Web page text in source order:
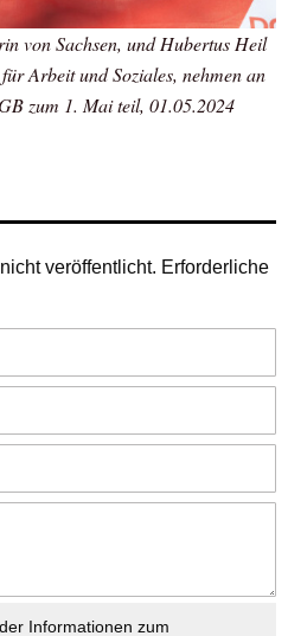
von Sachsen, und Hubertus Heil
Arbeit und Soziales, nehmen an
zum 1. Mai teil, 01.05.2024
veröffentlicht. Erforderliche
Informationen zum